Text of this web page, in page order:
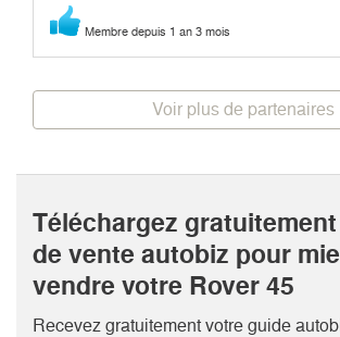
Membre depuis 1 an 3 mois
Voir plus de partenaires
Téléchargez
de vente autobiz pour
vendre votre Rover 45
Recevez gratuitement votre guide